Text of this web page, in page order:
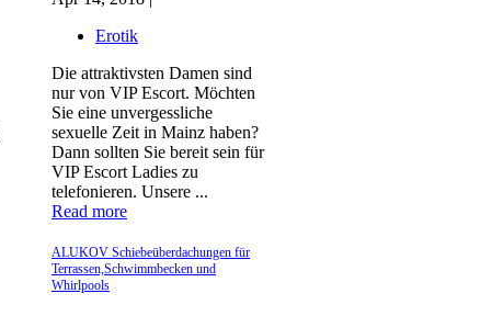
Erotik
Die attraktivsten Damen sind
nur von VIP Escort. Möchten
Sie eine unvergessliche
sexuelle Zeit in Mainz haben?
Dann sollten Sie bereit sein für
VIP Escort Ladies zu
telefonieren. Unsere ...
Read more
ALUKOV Schiebeüberdachungen für
Terrassen,Schwimmbecken und
Whirlpools